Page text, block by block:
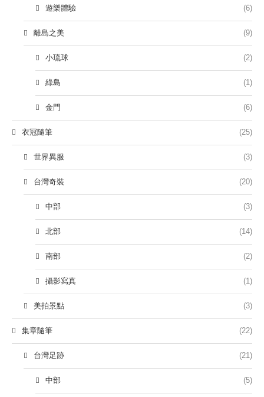
遊樂體驗 (6)
離島之美 (9)
小琉球 (2)
綠島 (1)
金門 (6)
衣冠隨筆 (25)
世界異服 (3)
台灣奇裝 (20)
中部 (3)
北部 (14)
南部 (2)
攝影寫真 (1)
美拍景點 (3)
集章隨筆 (22)
台灣足跡 (21)
中部 (5)